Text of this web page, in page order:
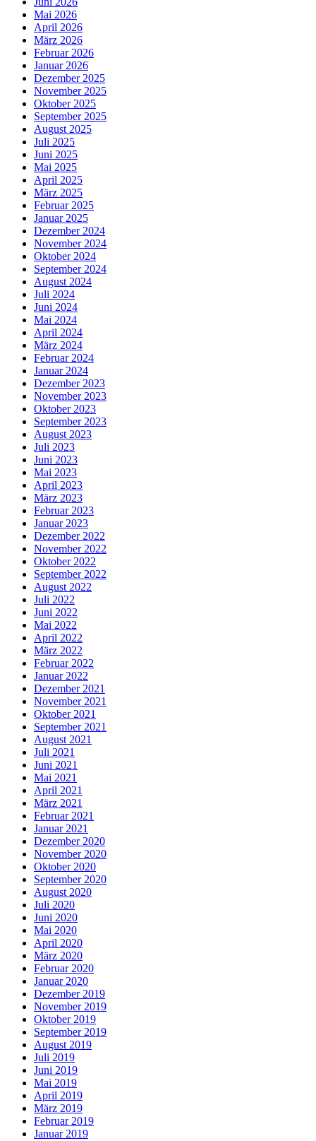
Mai 2026
April 2026
März 2026
Februar 2026
Januar 2026
Dezember 2025
November 2025
Oktober 2025
September 2025
August 2025
Juli 2025
Juni 2025
Mai 2025
April 2025
März 2025
Februar 2025
Januar 2025
Dezember 2024
November 2024
Oktober 2024
September 2024
August 2024
Juli 2024
Juni 2024
Mai 2024
April 2024
März 2024
Februar 2024
Januar 2024
Dezember 2023
November 2023
Oktober 2023
September 2023
August 2023
Juli 2023
Juni 2023
Mai 2023
April 2023
März 2023
Februar 2023
Januar 2023
Dezember 2022
November 2022
Oktober 2022
September 2022
August 2022
Juli 2022
Juni 2022
Mai 2022
April 2022
März 2022
Februar 2022
Januar 2022
Dezember 2021
November 2021
Oktober 2021
September 2021
August 2021
Juli 2021
Juni 2021
Mai 2021
April 2021
März 2021
Februar 2021
Januar 2021
Dezember 2020
November 2020
Oktober 2020
September 2020
August 2020
Juli 2020
Juni 2020
Mai 2020
April 2020
März 2020
Februar 2020
Januar 2020
Dezember 2019
November 2019
Oktober 2019
September 2019
August 2019
Juli 2019
Juni 2019
Mai 2019
April 2019
März 2019
Februar 2019
Januar 2019